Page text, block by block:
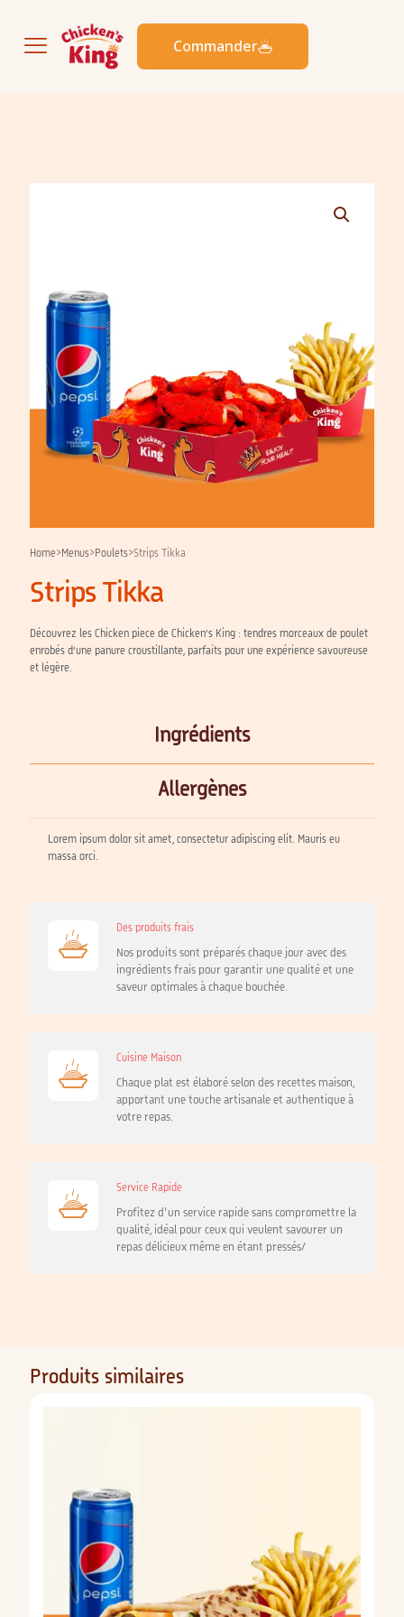
Commander
Home>Menus>Poulets>Strips Tikka
Strips Tikka
Découvrez les Chicken piece de Chicken’s King : tendres morceaux de poulet
enrobés d’une panure croustillante, parfaits pour une expérience savoureuse
et légère.
Ingrédients
Allergènes
Lorem ipsum dolor sit amet, consectetur adipiscing elit. Mauris eu
massa orci.
Des produits frais
Nos produits sont préparés chaque jour avec des
ingrédients frais pour garantir une qualité et une
saveur optimales à chaque bouchée.
Cuisine Maison
Chaque plat est élaboré selon des recettes maison,
apportant une touche artisanale et authentique à
votre repas.
Service Rapide
Profitez d'un service rapide sans compromettre la
qualité, idéal pour ceux qui veulent savourer un
repas délicieux même en étant pressés/
Produits similaires